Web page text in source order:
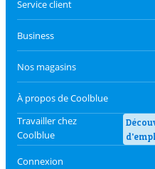
Service client
Business
Nos magasins
À propos de Coolblue
Travailler chez
Coolblue
Connexion